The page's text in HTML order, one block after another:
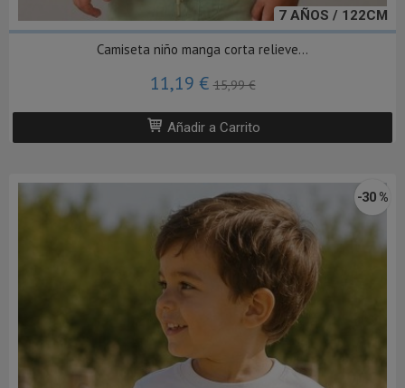
7 AÑOS / 122CM
Camiseta niño manga corta relieve...
11,19 €15,99 €
Añadir a Carrito
-30 %